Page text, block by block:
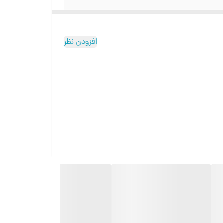
افزودن نظر